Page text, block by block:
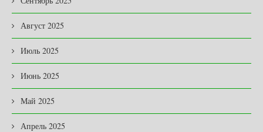
Август 2025
Июль 2025
Июнь 2025
Май 2025
Апрель 2025